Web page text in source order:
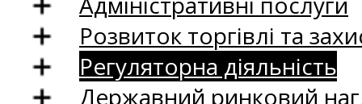
Розвиток торгівлі та
Регуляторна діяльність
Державний ринковий